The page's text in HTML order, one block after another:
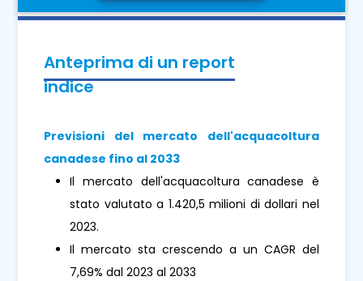
Anteprima di un report
indice
Previsioni del mercato dell'acquacoltura
canadese fino al 2033
Il mercato dell'acquacoltura canadese è
stato valutato a 1.420,5 milioni di dollari nel
2023.
Il mercato sta crescendo a un CAGR del
7,69% dal 2023 al 2033